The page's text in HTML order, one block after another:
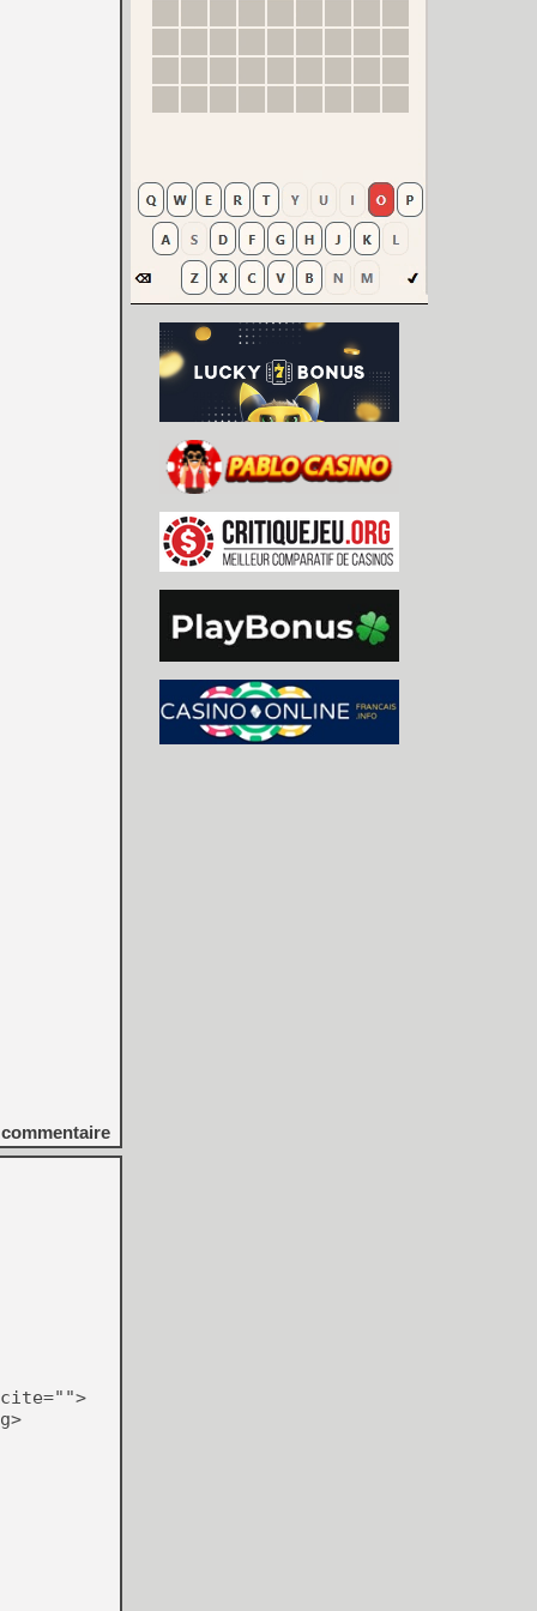
commentaire